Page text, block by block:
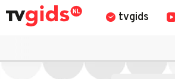
tvgids